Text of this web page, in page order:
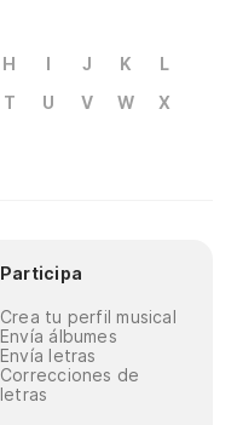
H I J K
L
T U V W
X
Participa
Crea tu perfil musical
Envía álbumes
Envía letras
Correcciones de
letras